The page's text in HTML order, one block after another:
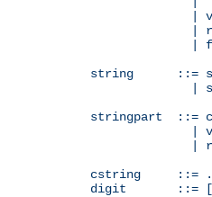
|
|
string      ::=
|
stringpart  ::=
|
cstring     ::=
digit       ::=